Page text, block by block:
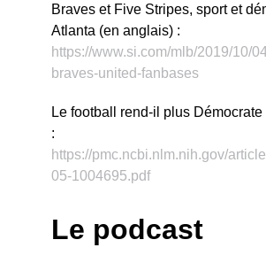
Braves et Five Stripes, sport et
Atlanta (en anglais) :
https://www.si.com/mlb/2019/10/
braves-united-fanbases
Le football rend-il plus
:
https://pmc.ncbi.nlm.nih.gov/
05-1004695.pdf
Le podcast